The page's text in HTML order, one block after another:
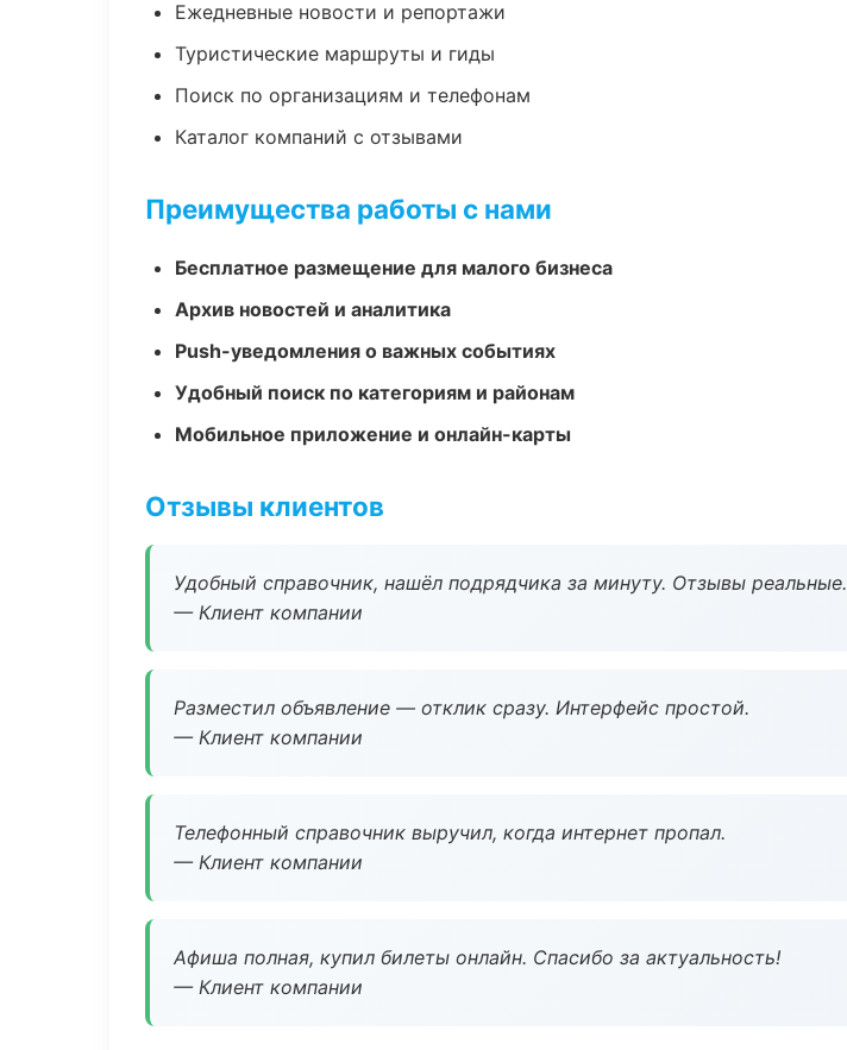
Ежедневные новости и репортажи
Туристические маршруты и гиды
Поиск по организациям и телефонам
Каталог компаний с отзывами
Преимущества работы с нами
Бесплатное размещение для малого бизнеса
Архив новостей и аналитика
Push-уведомления о важных событиях
Удобный поиск по категориям и районам
Мобильное приложение и онлайн-карты
Отзывы клиентов
Удобный справочник, нашёл подрядчика за минуту. Отзывы реальные.
— Клиент компании
Разместил объявление — отклик сразу. Интерфейс простой.
— Клиент компании
Телефонный справочник выручил, когда интернет пропал.
— Клиент компании
Афиша полная, купил билеты онлайн. Спасибо за актуальность!
— Клиент компании